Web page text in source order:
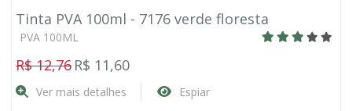
Tinta PVA 100ml - 7176 verde floresta
PVA 100ML
R$ 12,76 R$ 11,60
Ver mais detalhes Espiar